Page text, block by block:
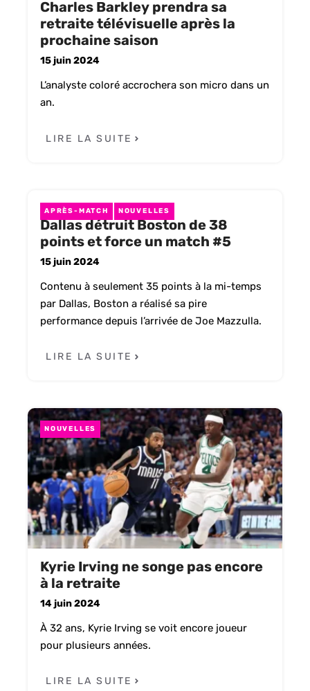
Charles Barkley prendra sa
retraite télévisuelle après la
prochaine saison
15 juin 2024
L’analyste coloré accrochera son micro dans un
an.
LIRE LA SUITE
APRÈS-MATCH NOUVELLES
Dallas détruit Boston de 38
points et force un match #5
15 juin 2024
Contenu à seulement 35 points à la mi-temps
par Dallas, Boston a réalisé sa pire
performance depuis l’arrivée de Joe Mazzulla.
LIRE LA SUITE
NOUVELLES
Kyrie Irving ne songe pas encore
à la retraite
14 juin 2024
À 32 ans, Kyrie Irving se voit encore joueur
pour plusieurs années.
LIRE LA SUITE